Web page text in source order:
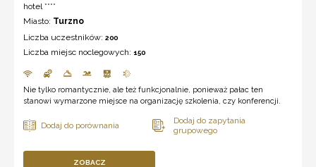
hotel ****
Miasto: Turzno
Liczba uczestników: 200
Liczba miejsc noclegowych: 150
Nie tylko romantycznie, ale też funkcjonalnie, ponieważ pałac ten
stanowi wymarzone miejsce na organizację szkolenia, czy konferencji.
ZOBACZ